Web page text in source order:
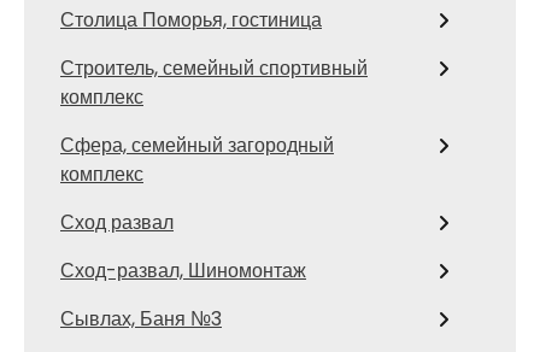
Столица Поморья, гостиница
Строитель, семейный спортивный
комплекс
Сфера, семейный загородный
комплекс
Сход развал
Сход-развал, Шиномонтаж
Сывлах, Баня №3